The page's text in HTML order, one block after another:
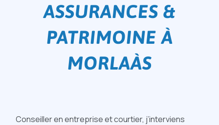
ASSURANCES &
PATRIMOINE À
MORLAÀS
Conseiller en entreprise et courtier, j’interviens